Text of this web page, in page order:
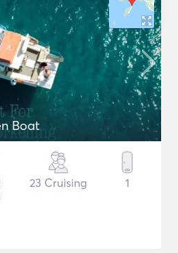
Boat
23 Cruising 1